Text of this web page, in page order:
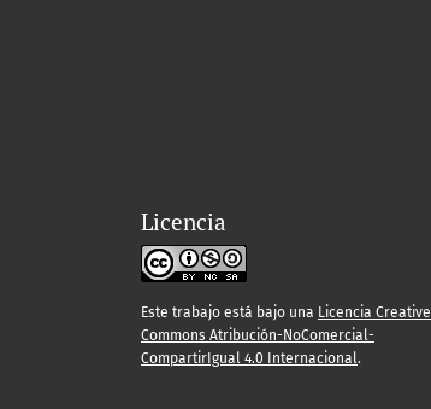
Licencia
Este trabajo está bajo una Licencia Creative
Commons Atribución-NoComercial-
CompartirIgual 4.0 Internacional.